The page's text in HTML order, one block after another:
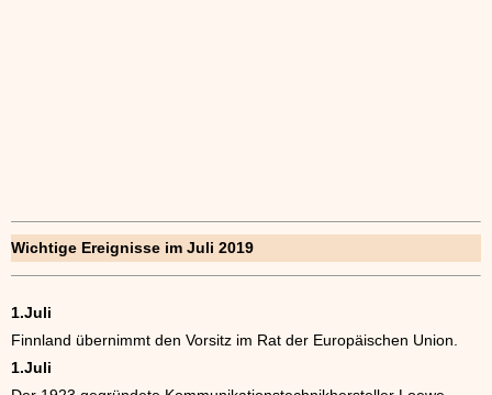
Wichtige Ereignisse im Juli 2019
1.Juli
Finnland übernimmt den Vorsitz im Rat der Europäischen Union.
1.Juli